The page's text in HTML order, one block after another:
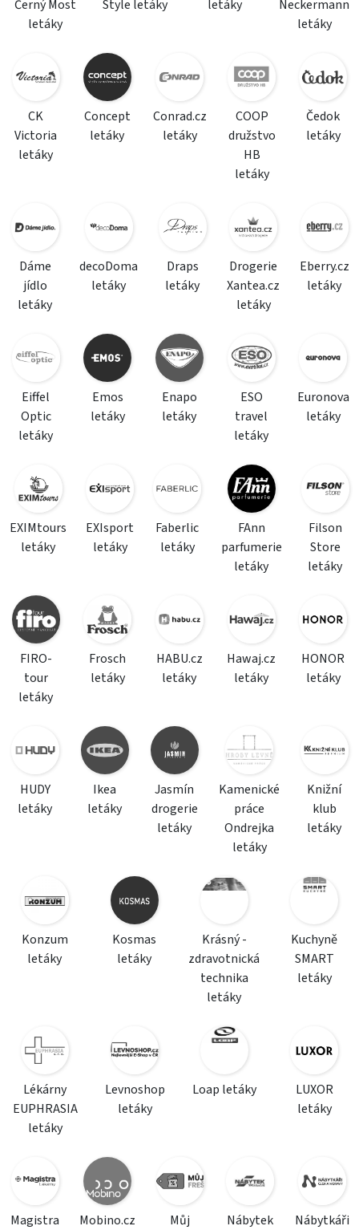
Černý Most
letáky
Style letáky letáky
Neckermann
letáky
CK
Victoria
letáky
Concept
letáky
Conrad.cz
letáky
COOP
družstvo
HB
letáky
Čedok
letáky
Dáme
jídlo
letáky
decoDoma
letáky
Draps
letáky
Drogerie
Xantea.cz
letáky
Eberry.cz
letáky
Eiffel
Optic
letáky
Emos
letáky
Enapo
letáky
ESO
travel
letáky
Euronova
letáky
EXIMtours
letáky
EXIsport
letáky
Faberlic
letáky
FAnn
parfumerie
letáky
Filson
Store
letáky
FIRO-
tour
letáky
Frosch
letáky
HABU.cz
letáky
Hawaj.cz
letáky
HONOR
letáky
HUDY
letáky
Ikea
letáky
Jasmín
drogerie
letáky
Kamenické
práce
Ondrejka
letáky
Knižní
klub
letáky
Konzum
letáky
Kosmas
letáky
Krásný -
zdravotnická
technika
letáky
Kuchyně
SMART
letáky
Lékárny
EUPHRASIA
letáky
Levnoshop
letáky
Loap letáky
LUXOR
letáky
Magistra
Mobino.cz
Můj
Nábytek
Nábytkáři